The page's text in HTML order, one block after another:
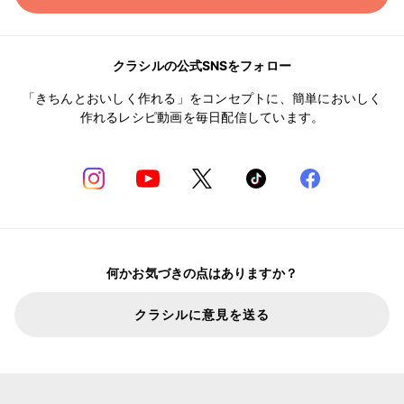
クラシルの公式SNSをフォロー
「きちんとおいしく作れる」をコンセプトに、簡単においしく
作れるレシピ動画を毎日配信しています。
何かお気づきの点はありますか？
クラシルに意見を送る